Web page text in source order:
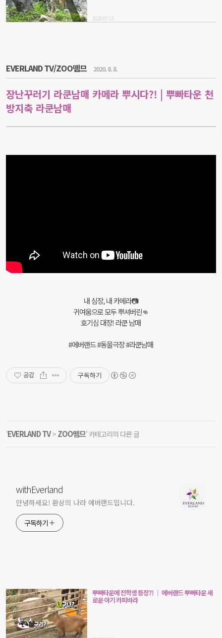
2020.07.15
EVERLAND TV/ZOO뗌므 2020. 8. 8.
장난꾸러기 라쿤남매 카메라 뿌시다?! | 뿌빠타운 천
방지축 라쿤남매
내 심장, 내 카메라📷
귀여움으로 모두 뿌셔버린👊
호기심 대장! 라쿤 남매
#에버랜드 #동물극장 #라쿤남매
공감 구독하기
'EVERLAND TV> ZOO뗌므' 카테고리의 다른 글
withEverland
안녕하세요! 환상의 나라 에버랜드입니다.
구독하기
뿌빠타운에 전학생 등장?! ｜ 에버랜드 뿌빠타운 새
로운 아기 카피바라